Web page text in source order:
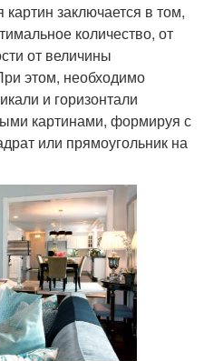
заключается в том,
количество, от
от величины
этом, необходимо
и горизонтали
картинами, формируя с
или прямоугольник на